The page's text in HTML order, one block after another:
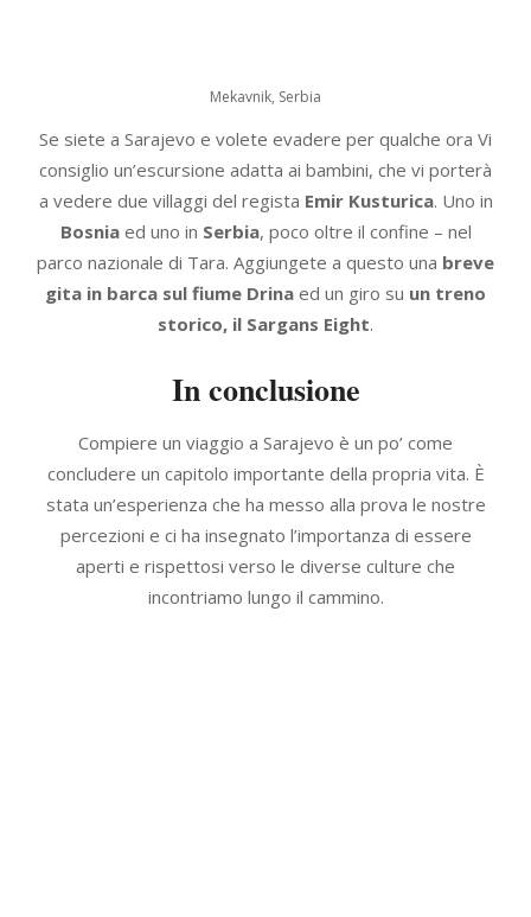
Mekavnik, Serbia
Se siete a Sarajevo e volete evadere per qualche ora Vi
consiglio un’escursione adatta ai bambini, che vi porterà
a vedere due villaggi del regista Emir Kusturica. Uno in
Bosnia ed uno in Serbia, poco oltre il confine – nel
parco nazionale di Tara. Aggiungete a questo una breve
gita in barca sul fiume Drina ed un giro su un treno
storico, il Sargans Eight.
In conclusione
Compiere un viaggio a Sarajevo è un po’ come
concludere un capitolo importante della propria vita. È
stata un’esperienza che ha messo alla prova le nostre
percezioni e ci ha insegnato l’importanza di essere
aperti e rispettosi verso le diverse culture che
incontriamo lungo il cammino.